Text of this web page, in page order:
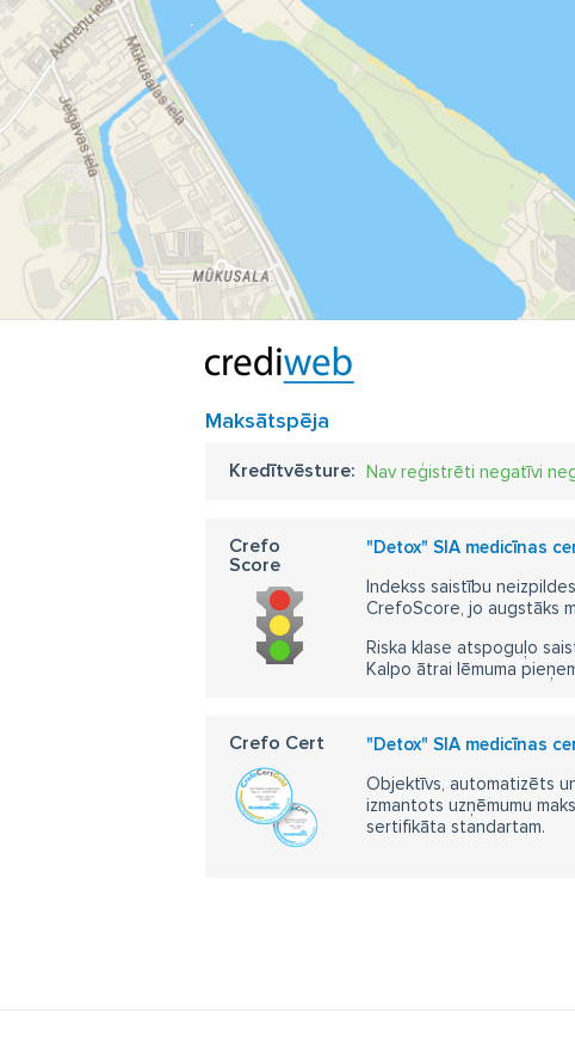
labs
paģiru
kā
ātra
Maksātspēja
Kredītvēsture: Nav reģistrēti negatīvi
Crefo
Score
"Detox" SIA medicīnas
Indekss saistību
CrefoScore, jo augstāks
Riska klase atspoguļo
Kalpo ātrai lēmuma
Crefo Cert "Detox" SIA medicīnas
Objektīvs, automatizēts
izmantots uzņēmumu
sertifikāta standartam.